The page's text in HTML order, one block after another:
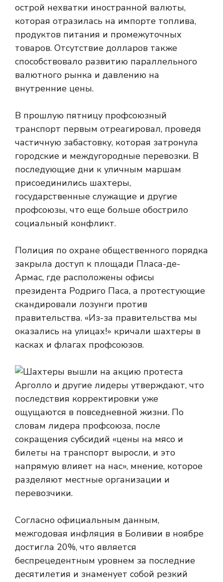
острой нехватки иностранной валюты,
которая отразилась на импорте топлива,
продуктов питания и промежуточных
товаров. Отсутствие долларов также
способствовало развитию параллельного
валютного рынка и давлению на
внутренние цены.
В прошлую пятницу профсоюзный
транспорт первым отреагировал, проведя
частичную забастовку, которая затронула
городские и междугородные перевозки. В
последующие дни к уличным маршам
присоединились шахтеры,
государственные служащие и другие
профсоюзы, что еще больше обострило
социальный конфликт.
Полиция по охране общественного порядка
закрыла доступ к площади Пласа-де-
Армас, где расположены офисы
президента Родриго Паса, а протестующие
скандировали лозунги против
правительства. «Из-за правительства мы
оказались на улицах!» кричали шахтеры в
касках и флагах профсоюзов.
Арголло и другие лидеры утверждают, что
последствия корректировки уже
ощущаются в повседневной жизни. По
словам лидера профсоюза, после
сокращения субсидий «цены на мясо и
билеты на транспорт выросли, и это
напрямую влияет на нас», мнение, которое
разделяют местные организации и
перевозчики.
Согласно официальным данным,
межгодовая инфляция в Боливии в ноябре
достигла 20%, что является
беспрецедентным уровнем за последние
десятилетия и знаменует собой резкий